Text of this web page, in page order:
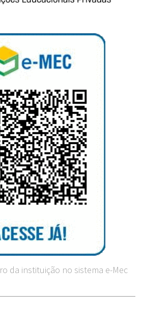
da instituição no sistema e-Mec